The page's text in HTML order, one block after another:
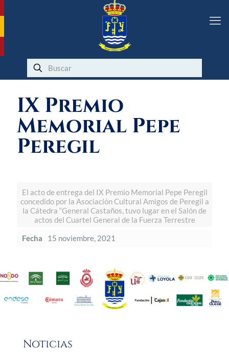
IX Premio
Memorial Pepe
Peregil
El acto de entrega del IX Premio Memorial Pepe Peregil
concedido por la Asociación Cultural Amigos de Peregil a
la Cátedra “General Castaños, tuvo lugar en el Salón de
actos del Cuartel General de la Fuerza Terrestre
Fecha
15 noviembre, 2021
Noticias